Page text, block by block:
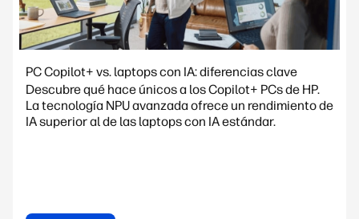
PC Copilot+ vs. laptops con IA: diferencias clave
Descubre qué hace únicos a los Copilot+ PCs de HP.
La tecnología NPU avanzada ofrece un rendimiento de
IA superior al de las laptops con IA estándar.